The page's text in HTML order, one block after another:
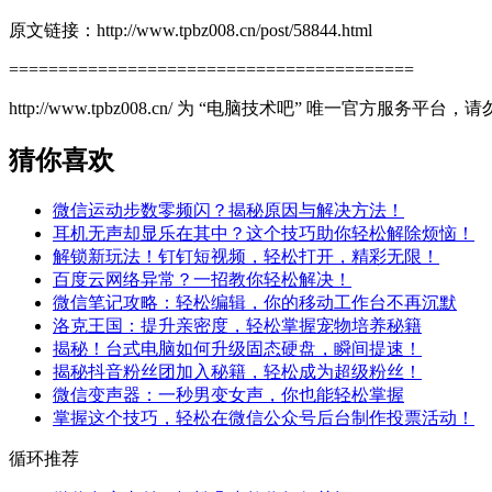
原文链接：http://www.tpbz008.cn/post/58844.html
=========================================
http://www.tpbz008.cn/ 为 “电脑技术吧” 唯一官方服务平台，请
猜你喜欢
微信运动步数零频闪？揭秘原因与解决方法！
耳机无声却显乐在其中？这个技巧助你轻松解除烦恼！
解锁新玩法！钉钉短视频，轻松打开，精彩无限！
百度云网络异常？一招教你轻松解决！
微信笔记攻略：轻松编辑，你的移动工作台不再沉默
洛克王国：提升亲密度，轻松掌握宠物培养秘籍
揭秘！台式电脑如何升级固态硬盘，瞬间提速！
揭秘抖音粉丝团加入秘籍，轻松成为超级粉丝！
微信变声器：一秒男变女声，你也能轻松掌握
掌握这个技巧，轻松在微信公众号后台制作投票活动！
循环推荐